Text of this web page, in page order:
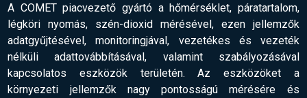
A COMET piacvezető gyártó a hőmérséklet, páratartalom,
légköri nyomás, szén-dioxid mérésével, ezen jellemzők
adatgyűjtésével, monitoringjával, vezetékes és vezeték
nélküli adattovábbításával, valamint szabályozásával
kapcsolatos eszközök területén. Az eszközöket a
környezeti jellemzők nagy pontosságú mérésére és